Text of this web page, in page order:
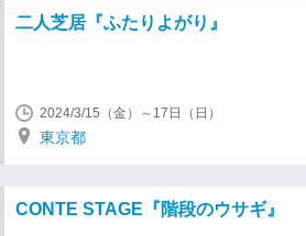
二人芝居『ふたりよがり』
2024/3/15（金）～17日（日）
東京都
CONTE STAGE『階段のウサギ』